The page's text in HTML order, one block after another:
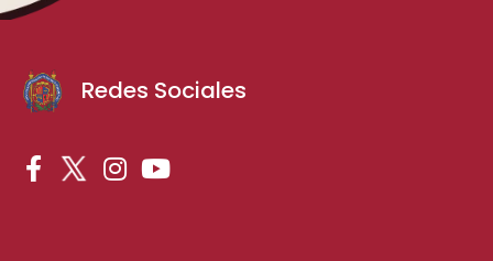
Redes Sociales